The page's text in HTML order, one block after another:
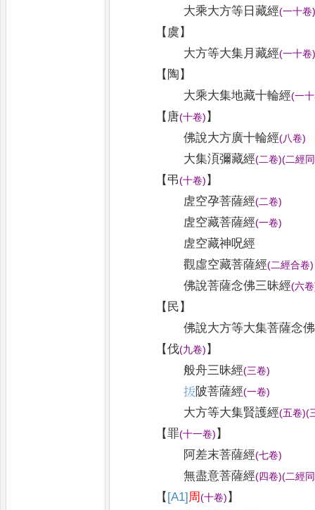
大乘大方等日藏經(一十卷
【 虞 】
大方等大集月藏經(一十卷
【 陶 】
大乘大集地藏十輪經(一
【 唐(十卷) 】
佛說大方廣十輪經(八卷)
大集湏彌藏經(二卷)(二經
【弔(十卷) 】
虗空孕菩薩經(二卷)
虗空藏菩薩經(一卷)
虗空藏神呪經
觀虛空藏菩薩經(二經合卷)
佛說菩薩念佛三昧經(六卷
【 民 】
佛說大方等大集菩薩念
【伐(九卷) 】
般舟三昧經(三卷)
㧞陂菩薩經(一卷)
大方等大集賢護經(五卷)(
【罪(十一卷) 】
阿差末菩薩經(七卷)
無盡意菩薩經(四卷)(二經
【 [A1]周(十卷) 】